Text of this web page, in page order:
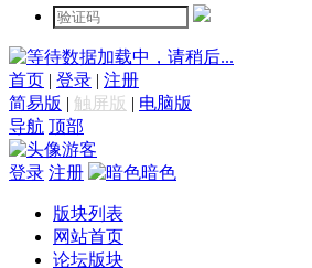
数据加载中，请稍后...
首页 | 登录 | 注册
简易版 | 触屏版 | 电脑版
导航 顶部
游客
登录 注册 暗色
版块列表
网站首页
论坛版块